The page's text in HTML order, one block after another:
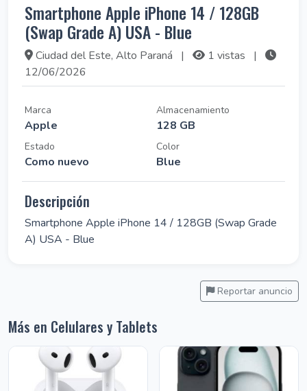
Smartphone Apple iPhone 14 / 128GB
(Swap Grade A) USA - Blue
Ciudad del Este, Alto Paraná | 1 vistas
|
12/06/2026
Marca
Apple
Almacenamiento
128 GB
Estado
Como nuevo
Color
Blue
Descripción
Smartphone Apple iPhone 14 / 128GB (Swap Grade
A) USA - Blue
Reportar anuncio
Más en Celulares y Tablets